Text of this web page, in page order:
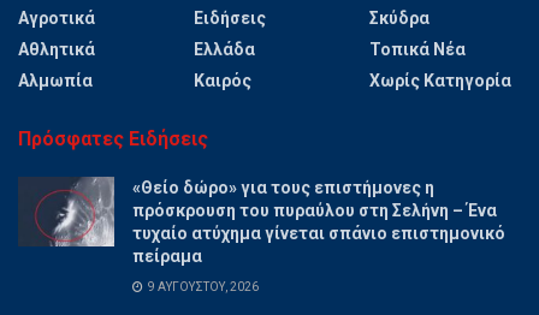
Αγροτικά
Αθλητικά
Αλμωπία
Ειδήσεις
Ελλάδα
Καιρός
Σκύδρα
Τοπικά Νέα
Χωρίς Κατηγορία
Πρόσφατες Ειδήσεις
«Θείο δώρο» για τους επιστήμονες η
πρόσκρουση του πυραύλου στη Σελήνη – Ένα
τυχαίο ατύχημα γίνεται σπάνιο επιστημονικό
πείραμα
9 ΑΥΓΟΎΣΤΟΥ, 2026